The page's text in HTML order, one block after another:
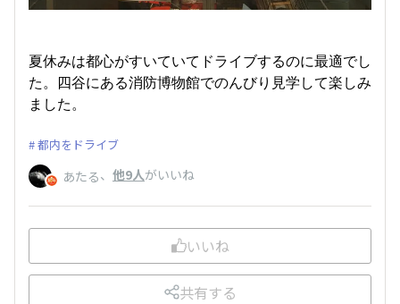
夏休みは都心がすいていてドライブするのに最適でし
た。四谷にある消防博物館でのんびり見学して楽しみ
ました。
都内をドライブ
あたる、 他9人がいいね
いいね
共有する